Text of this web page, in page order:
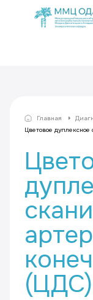
Главная
Цветовое
(ЦДС)